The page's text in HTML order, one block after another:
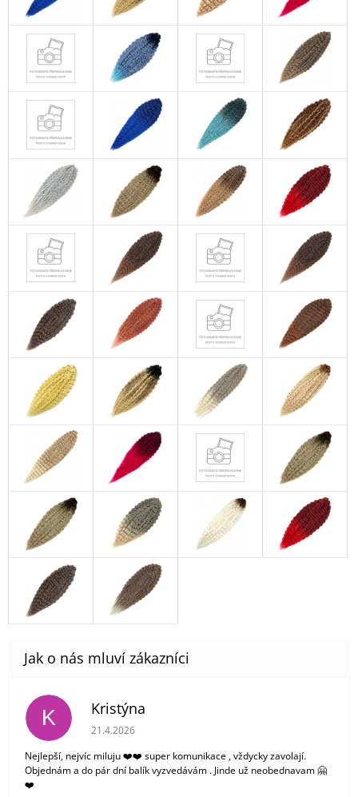
K Kristýna
Hodnocení obchodu je 5 z 5 hvězdiček.
21.4.2026
Nejlepší, nejvíc miluju ❤️❤️ super komunikace , vždycky zavolají.
Objednám a do pár dní balík vyzvedávám . Jinde už neobednavam 🤗
❤️